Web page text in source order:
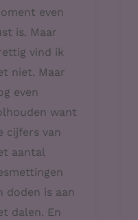
even
is. Maar
vind ik
niet. Maar
even
want
cijfers van
aantal
doden is aan
dalen. En